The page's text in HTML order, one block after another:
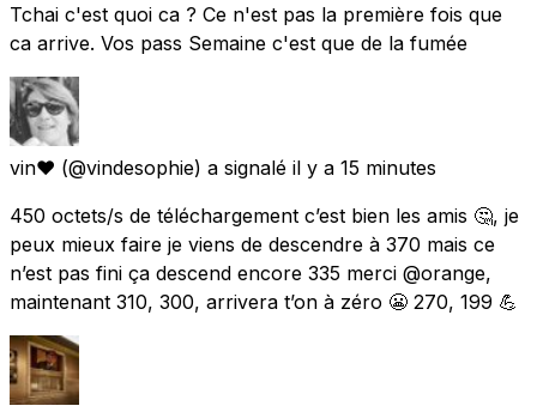
Tchai c'est quoi ca ? Ce n'est pas la première fois que
ca arrive. Vos pass Semaine c'est que de la fumée
vin❤️ (@vindesophie) a signalé il y a 15 minutes
450 octets/s de téléchargement c’est bien les amis 🤔, je
peux mieux faire je viens de descendre à 370 mais ce
n’est pas fini ça descend encore 335 merci @orange,
maintenant 310, 300, arrivera t’on à zéro 😬 270, 199 💪